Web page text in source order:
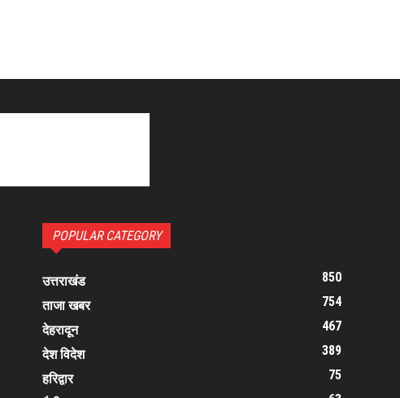
POPULAR CATEGORY
उत्तराखंड
850
ताजा खबर
754
देहरादून
467
देश विदेश
389
हरिद्वार
75